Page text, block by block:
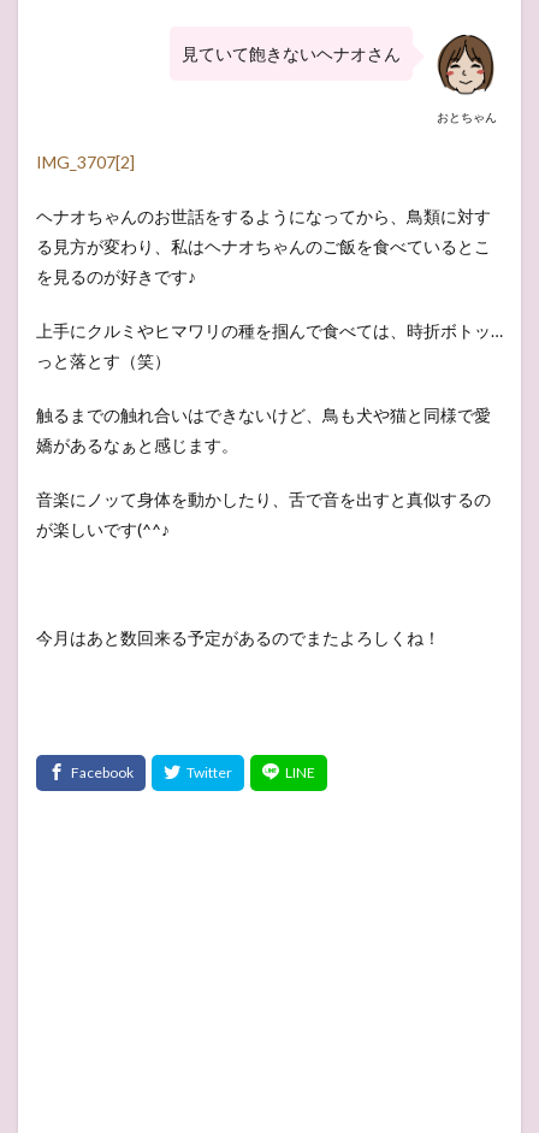
おとちゃん
見ていて飽きないヘナオさん
IMG_3707[2]
ヘナオちゃんのお世話をするようになってから、鳥類に対す
る見方が変わり、私はヘナオちゃんのご飯を食べているとこ
を見るのが好きです♪
上手にクルミやヒマワリの種を掴んで食べては、時折ボトッ…
っと落とす（笑）
触るまでの触れ合いはできないけど、鳥も犬や猫と同様で愛
嬌があるなぁと感じます。
音楽にノッて身体を動かしたり、舌で音を出すと真似するの
が楽しいです(^^♪
今月はあと数回来る予定があるのでまたよろしくね！